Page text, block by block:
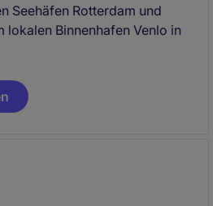
Seehäfen Rotterdam und
lokalen Binnenhafen Venlo in